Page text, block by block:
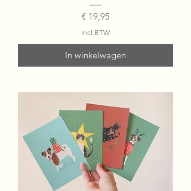
Prijs
€ 19,95
incl.BTW
In winkelwagen